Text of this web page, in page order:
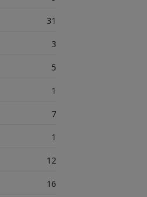
31
3
5
1
7
1
12
16